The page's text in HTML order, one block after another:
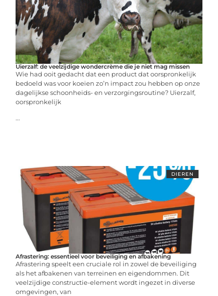
Uierzalf: de veelzijdige wondercrème die je niet mag missen
Wie had ooit gedacht dat een product dat oorspronkelijk
bedoeld was voor koeien zo’n impact zou hebben op onze
dagelijkse schoonheids- en verzorgingsroutine? Uierzalf,
oorspronkelijk
...
DIEREN
Afrastering: essentieel voor beveiliging en afbakening
Afrastering speelt een cruciale rol in zowel de beveiliging
als het afbakenen van terreinen en eigendommen. Dit
veelzijdige constructie-element wordt ingezet in diverse
omgevingen, van